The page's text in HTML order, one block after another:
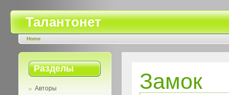
Талантонет
Home
Разделы
Авторы
Замок